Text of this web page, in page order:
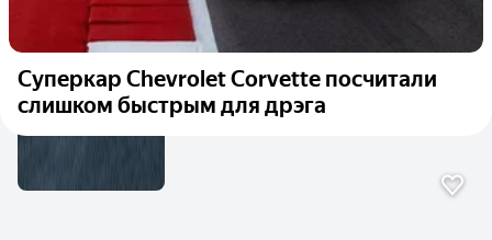
Суперкар Chevrolet Corvette посчитали
слишком быстрым для дрэга